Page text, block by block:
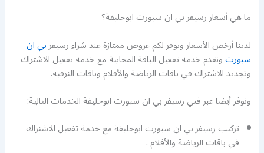
ما هي أسعار رسيفر بي ان سبورت ابوحليفة؟
لدينا أرخص الأسعار ونوفر لكم عروض ممتازة عند شراء رسيفربي ان
سبورتونقدم خدمة تفعيل الباقة المجانية مع خدمة تفعيل الاشتراك
وتجديد الاشتراك في باقات الرياضة والأفلام وباقات الترفيه.
ونوفر أيضا عبر فني رسيفر بي ان سبورت ابوحليفة الخدمات التالية:
تركيب رسيفر بي ان سبورت ابوحليفة مع خدمة تفعيل الاشتراك
في باقات الرياضة والأفلام .